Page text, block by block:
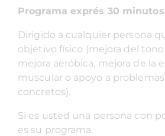
Programa exprés 30 minutos
Dirigido a cualquier persona
objetivo físico (mejora del
mejora aeróbica, mejora de la
muscular o apoyo a
concretos).
Si es usted una persona con
es su programa.